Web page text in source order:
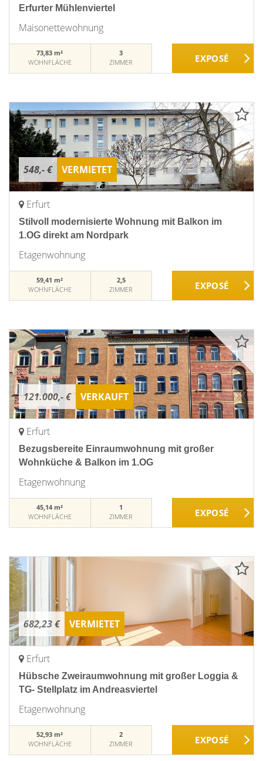
Erfurter Mühlenviertel
Maisonettewohnung
73,83 m²
WOHNFLÄCHE
3
ZIMMER
548,- € VERMIETET
Erfurt
Stilvoll modernisierte Wohnung mit Balkon im
1.OG direkt am Nordpark
Etagenwohnung
59,41 m²
WOHNFLÄCHE
2,5
ZIMMER
121.000,- € VERKAUFT
Erfurt
Bezugsbereite Einraumwohnung mit großer
Wohnküche & Balkon im 1.OG
Etagenwohnung
45,14 m²
WOHNFLÄCHE
1
ZIMMER
682,23 € VERMIETET
Erfurt
Hübsche Zweiraumwohnung mit großer Loggia &
TG- Stellplatz im Andreasviertel
Etagenwohnung
52,93 m²
WOHNFLÄCHE
2
ZIMMER